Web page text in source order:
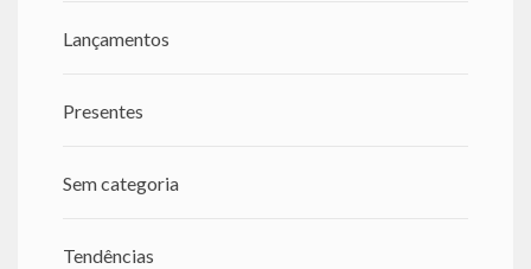
Lançamentos
Presentes
Sem categoria
Tendências